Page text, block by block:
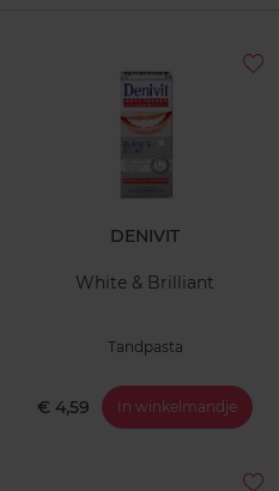
DENIVIT
White & Brilliant
Tandpasta
€ 4,59 In winkelmandje